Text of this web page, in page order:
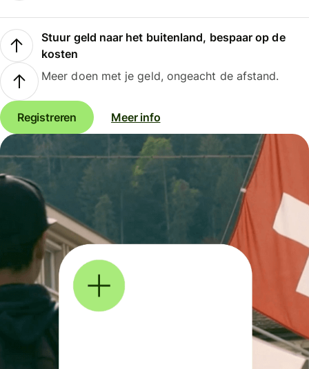
Stuur geld naar het buitenland, bespaar op de
kosten
Meer doen met je geld, ongeacht de afstand.
Registreren Meer info